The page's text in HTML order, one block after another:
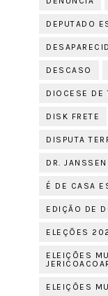
DEPUTADO
DESCASO
DIOCESE DE
DISK FRETE
DISPUTA
DR.
É DE CASA
EDIÇÃO DE
ELEÇÕES
ELEIÇÕES
ELEIÇÕES